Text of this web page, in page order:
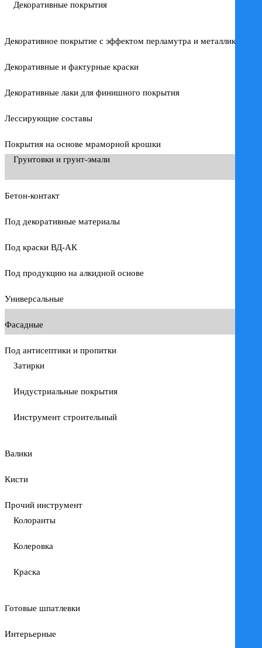
Декоративные покрытия
Декоративное покрытие с эффектом перламутра и металлика
Декоративные и фактурные краски
Декоративные лаки для финишного покрытия
Лессирующие составы
Покрытия на основе мраморной крошки
Грунтовки и грунт-эмали
Бетон-контакт
Под декоративные материалы
Под краски ВД-АК
Под продукцию на алкидной основе
Универсальные
Фасадные
Под антисептики и пропитки
Затирки
Индустриальные покрытия
Инструмент строительный
Валики
Кисти
Прочий инструмент
Колоранты
Колеровка
Краска
Готовые шпатлевки
Интерьерные